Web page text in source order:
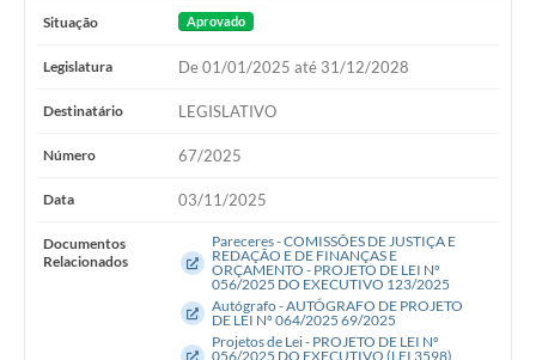
Agenda
WebMail
FAQ / Perguntas e Respostas Frequentes
Situação Aprovado
Legislatura De 01/01/2025 até 31/12/2028
Destinatário LEGISLATIVO
Número 67/2025
Data 03/11/2025
Documentos
Relacionados
Pareceres - COMISSÕES DE JUSTIÇA E
REDAÇÃO E DE FINANÇAS E
ORÇAMENTO - PROJETO DE LEI Nº
056/2025 DO EXECUTIVO 123/2025
Autógrafo - AUTÓGRAFO DE PROJETO
DE LEI Nº 064/2025 69/2025
Projetos de Lei - PROJETO DE LEI Nº
056/2025 DO EXECUTIVO (LEI 3598)